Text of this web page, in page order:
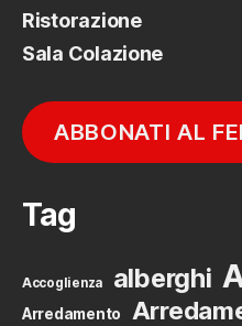
Ristorazione
Sala Colazione
ABBONATI AL
Tag
Accoglienza alberghi
Arredamento